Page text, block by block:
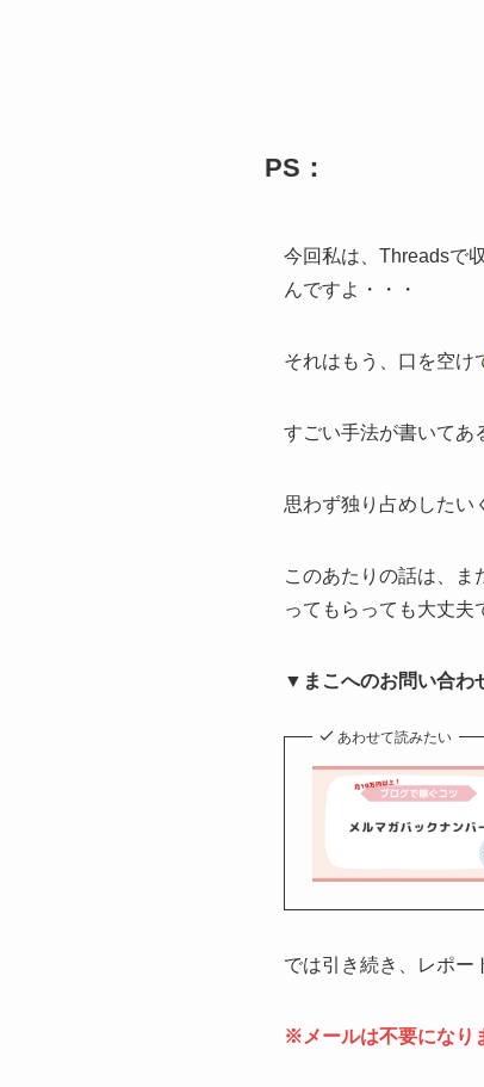
PS：
今回私は、Threadsで
んですよ・・・
それはもう、口を空け
すごい手法が書いてあ
思わず独り占めしたい
このあたりの話は、ま
ってもらっても大丈夫
▼まこへのお問い合わ
あわせて読みたい
では引き続き、レポー
※メールは不要になり